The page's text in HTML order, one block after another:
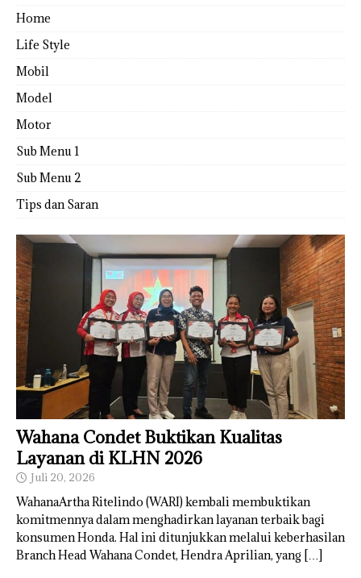
Home
Life Style
Mobil
Model
Motor
Sub Menu 1
Sub Menu 2
Tips dan Saran
Wahana Condet Buktikan Kualitas
Layanan di KLHN 2026
Juli 20, 2026
WahanaArtha Ritelindo (WARI) kembali membuktikan
komitmennya dalam menghadirkan layanan terbaik bagi
konsumen Honda. Hal ini ditunjukkan melalui keberhasilan
Branch Head Wahana Condet, Hendra Aprilian, yang […]